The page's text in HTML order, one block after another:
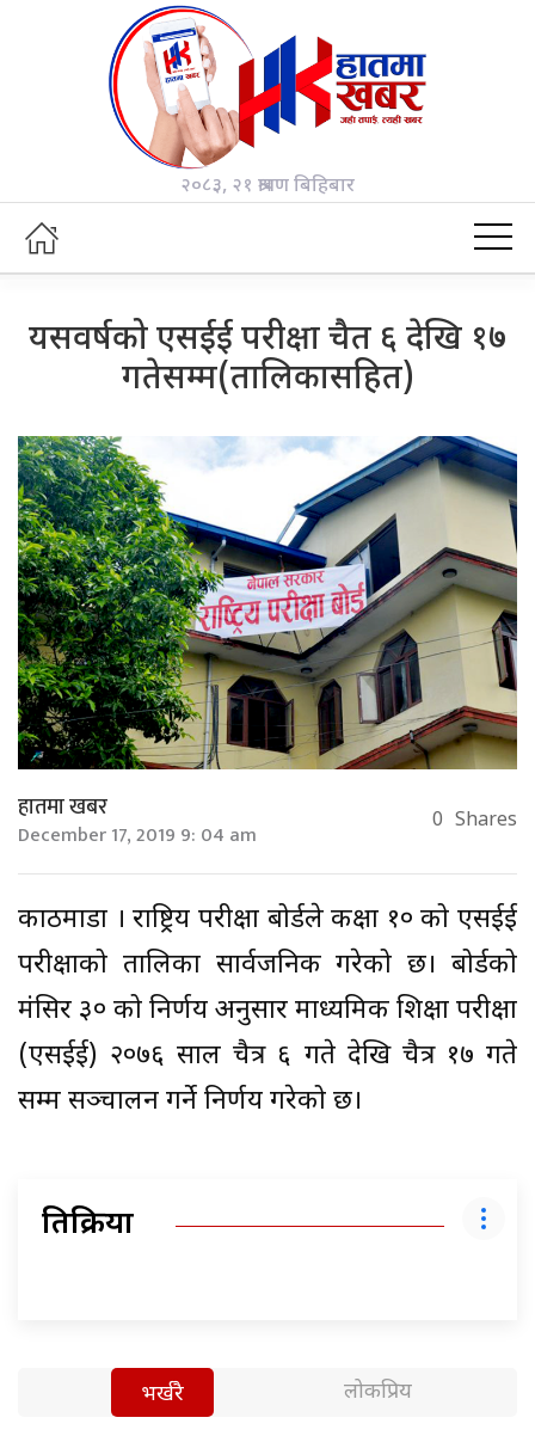
२०८३, २१ श्रावण बिहिबार
यसवर्षको एसईई परीक्षा चैत ६ देखि १७
गतेसम्म(तालिकासहित)
हातमा खबर
December 17, 2019 9: 04 am 0 Shares
काठमाडौं । राष्ट्रिय परीक्षा बोर्डले कक्षा १० को एसईई
परीक्षाको तालिका सार्वजनिक गरेको छ। बोर्डको
मंसिर ३० को निर्णय अनुसार माध्यमिक शिक्षा परीक्षा
(एसईई) २०७६ साल चैत्र ६ गते देखि चैत्र १७ गते
सम्म सञ्चालन गर्ने निर्णय गरेको छ।
प्रतिक्रिया
भर्खरै लोकप्रिय